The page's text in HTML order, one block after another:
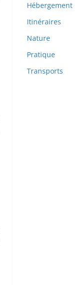
Hébergement
Itinéraires
Nature
Pratique
Transports